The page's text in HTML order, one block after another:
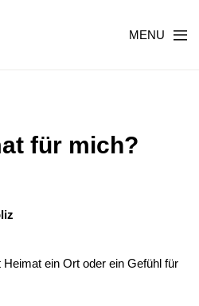
MENU
für mich?
ein Ort oder ein Gefühl für